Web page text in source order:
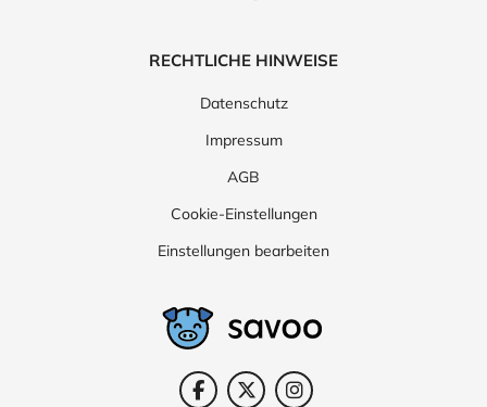
RECHTLICHE HINWEISE
Datenschutz
Impressum
AGB
Cookie-Einstellungen
Einstellungen bearbeiten